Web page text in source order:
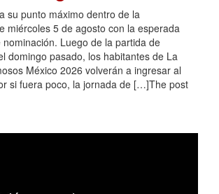
su punto máximo dentro de la
miércoles 5 de agosto con la esperada
Luego de la partida de
domingo pasado, los habitantes de La
México 2026 volverán a ingresar al
si fuera poco, la jornada de […]The post